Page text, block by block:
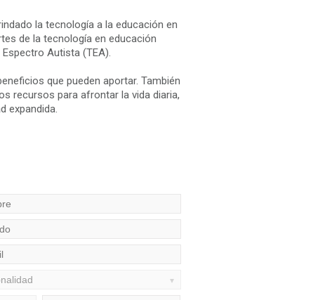
la tecnología a la educación en
de la tecnología en educación
Autista (TEA).
que pueden aportar. También
recursos para afrontar la vida diaria,
expandida.